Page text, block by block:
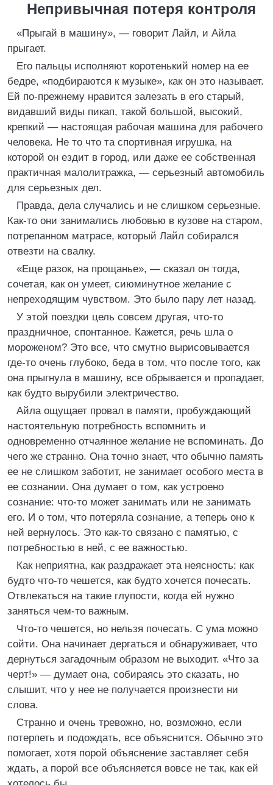
Непривычная потеря контроля
«Прыгай в машину», — говорит Лайл, и Айла
прыгает.
Его пальцы исполняют коротенький номер на ее
бедре, «подбираются к музыке», как он это называет.
Ей по-прежнему нравится залезать в его старый,
видавший виды пикап, такой большой, высокий,
крепкий — настоящая рабочая машина для рабочего
человека. Не то что та спортивная игрушка, на
которой он ездит в город, или даже ее собственная
практичная малолитражка, — серьезный автомобиль
для серьезных дел.
Правда, дела случались и не слишком серьезные.
Как-то они занимались любовью в кузове на старом,
потрепанном матрасе, который Лайл собирался
отвезти на свалку.
«Еще разок, на прощанье», — сказал он тогда,
сочетая, как он умеет, сиюминутное желание с
непреходящим чувством. Это было пару лет назад.
У этой поездки цель совсем другая, что-то
праздничное, спонтанное. Кажется, речь шла о
мороженом? Это все, что смутно вырисовывается
где-то очень глубоко, беда в том, что после того, как
она прыгнула в машину, все обрывается и пропадает,
как будто вырубили электричество.
Айла ощущает провал в памяти, пробуждающий
настоятельную потребность вспомнить и
одновременно отчаянное желание не вспоминать. До
чего же странно. Она точно знает, что обычно память
ее не слишком заботит, не занимает особого места в
ее сознании. Она думает о том, как устроено
сознание: что-то может занимать или не занимать
его. И о том, что потеряла сознание, а теперь оно к
ней вернулось. Это как-то связано с памятью, с
потребностью в ней, с ее важностью.
Как неприятна, как раздражает эта неясность: как
будто что-то чешется, как будто хочется почесать.
Отвлекаться на такие глупости, когда ей нужно
заняться чем-то важным.
Что-то чешется, но нельзя почесать. С ума можно
сойти. Она начинает дергаться и обнаруживает, что
дернуться загадочным образом не выходит. «Что за
черт!» — думает она, собираясь это сказать, но
слышит, что у нее не получается произнести ни
слова.
Странно и очень тревожно, но, возможно, если
потерпеть и подождать, все объяснится. Обычно это
помогает, хотя порой объяснение заставляет себя
ждать, а порой все объясняется вовсе не так, как ей